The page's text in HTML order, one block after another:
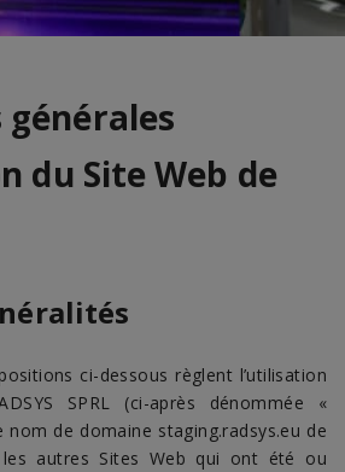
du Site Web de
ci-dessous règlent l’utilisation
SPRL (ci-après dénommée «
nom de domaine staging.radsys.eu de
autres Sites Web qui ont été ou